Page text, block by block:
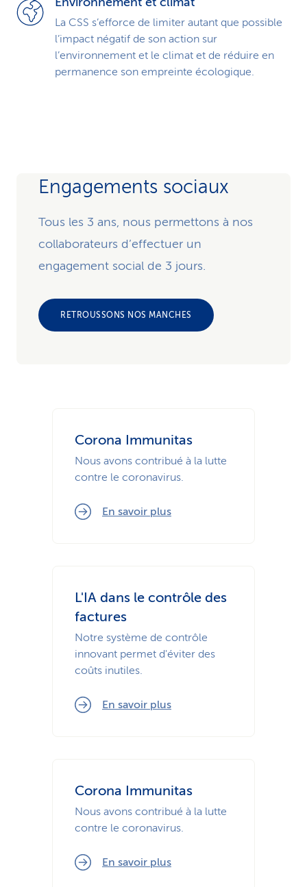
La CSS s’efforce de limiter autant que possible
l’impact négatif de son action sur
l’environnement et le climat et de réduire en
permanence son empreinte écologique.
Engagements sociaux
Tous les 3 ans, nous permettons à nos
collaborateurs d’effectuer un
engagement social de 3 jours.
RETROUSSONS NOS MANCHES
Corona Immunitas
Nous avons contribué à la lutte
contre le coronavirus.
En savoir plus
L'IA dans le contrôle des
factures
Notre système de contrôle
innovant permet d'éviter des
coûts inutiles.
En savoir plus
Corona Immunitas
Nous avons contribué à la lutte
contre le coronavirus.
En savoir plus